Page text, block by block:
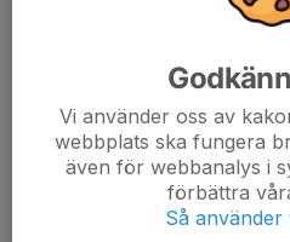
blötföret, men bra insatser av
Nybörjarkurser för
Täbycrossen och
0
Vi använder oss av
webbplats ska fungera
även för webbanalys i
förbättra
Så använder